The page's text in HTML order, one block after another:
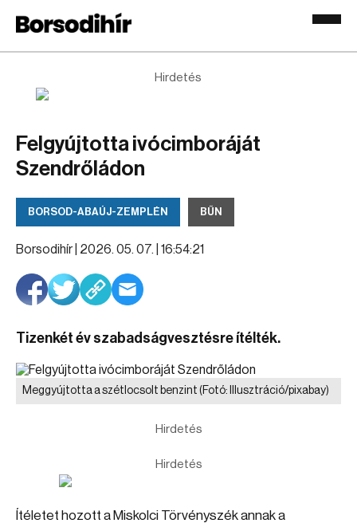
Hirdetés
Felgyújtotta ivócimboráját
Szendrőládon
BORSOD-ABAÚJ-ZEMPLÉN BŰN
Borsodihír | 2026. 05. 07. | 16:54:21
Tizenkét év szabadságvesztésre ítélték.
Meggyújtotta a szétlocsolt benzint (Fotó: Illusztráció/pixabay)
Hirdetés
Hirdetés
Ítéletet hozott a Miskolci Törvényszék annak a